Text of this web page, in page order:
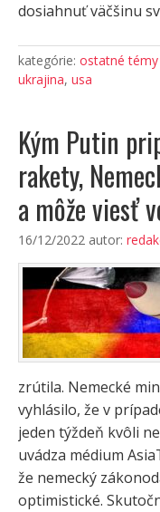
dosiahnuť väčšinu
kategórie: ostatné témy
ukrajina, usa
Kým Putin
rakety,
a môže viesť
16/12/2022 autor:
zrútila. Nemecké
vyhlásilo, že v
jeden týždeň kvôli
uvádza médium
že nemecký
optimistické.